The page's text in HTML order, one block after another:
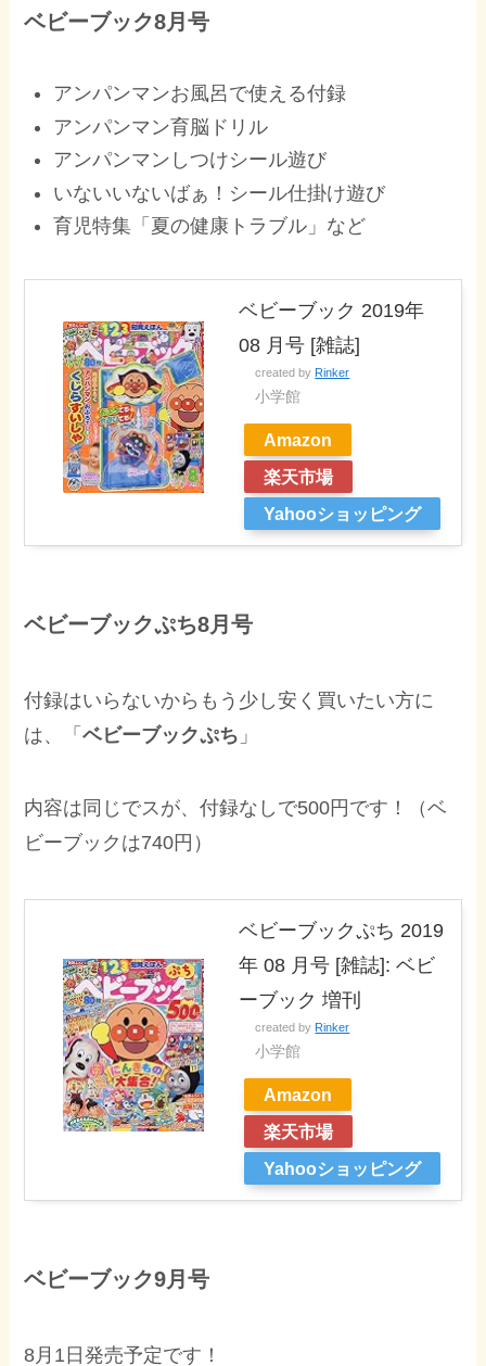
ベビーブック8月号
アンパンマンお風呂で使える付録
アンパンマン育脳ドリル
アンパンマンしつけシール遊び
いないいないばぁ！シール仕掛け遊び
育児特集「夏の健康トラブル」など
ベビーブック 2019年
08 月号 [雑誌]
created by Rinker
小学館
Amazon
楽天市場
Yahooショッピング
ベビーブックぷち8月号
付録はいらないからもう少し安く買いたい方に
は、「ベビーブックぷち 」
内容は同じでスが、付録なしで500円です！（ベ
ビーブックは740円）
ベビーブックぷち 2019
年 08 月号 [雑誌]: ベビ
ーブック 増刊
created by Rinker
小学館
Amazon
楽天市場
Yahooショッピング
ベビーブック9月号
8月1日発売予定です！